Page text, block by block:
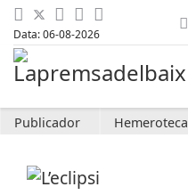
Data: 06-08-2026
Publicador Hemeroteca